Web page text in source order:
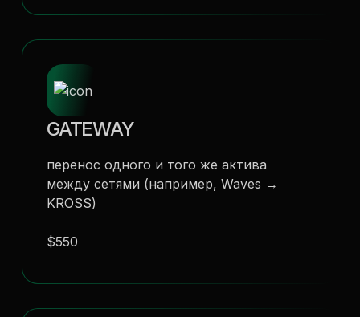
GATEWAY
перенос одного и того же актива
между сетями (например, Waves →
KROSS)
$550